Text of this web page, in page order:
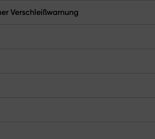
Verschleißwarnung